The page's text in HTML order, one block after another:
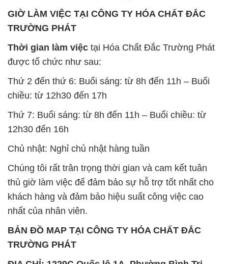
GIỜ LÀM VIỆC TẠI CÔNG TY HÓA CHẤT ĐẮC
TRƯỜNG PHÁT
Thời gian làm việc tại Hóa Chất Đắc Trường Phát
được tổ chức như sau:
Thứ 2 đến thứ 6: Buổi sáng: từ 8h đến 11h – Buổi
chiều: từ 12h30 đến 17h
Thứ 7: Buổi sáng: từ 8h đến 11h – Buổi chiều: từ
12h30 đến 16h
Chủ nhật: Nghỉ chủ nhật hàng tuần
Chúng tôi rất trân trọng thời gian và cam kết tuân
thủ giờ làm việc để đảm bảo sự hỗ trợ tốt nhất cho
khách hàng và đảm bảo hiệu suất công việc cao
nhất của nhân viên.
BẢN ĐỒ MAP TẠI CÔNG TY HÓA CHẤT ĐẮC
TRƯỜNG PHÁT